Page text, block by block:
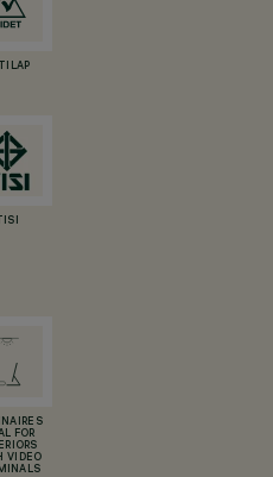
TISI
FOR
VIDEO